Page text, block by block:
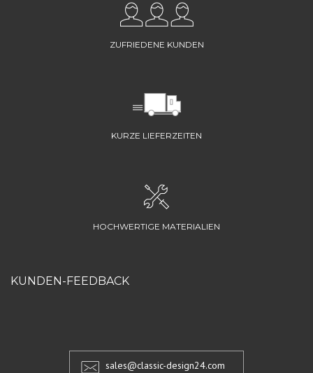
ZUFRIEDENE KUNDEN
KURZE LIEFERZEITEN
HOCHWERTIGE MATERIALIEN
KUNDEN-FEEDBACK
sales@classic-design24.com